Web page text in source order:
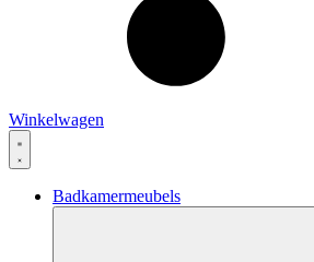
Winkelwagen
Badkamermeubels